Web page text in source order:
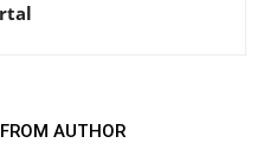
AUTHOR